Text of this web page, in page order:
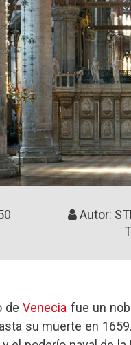
Autor:
deVenecia fue un
su muerte en